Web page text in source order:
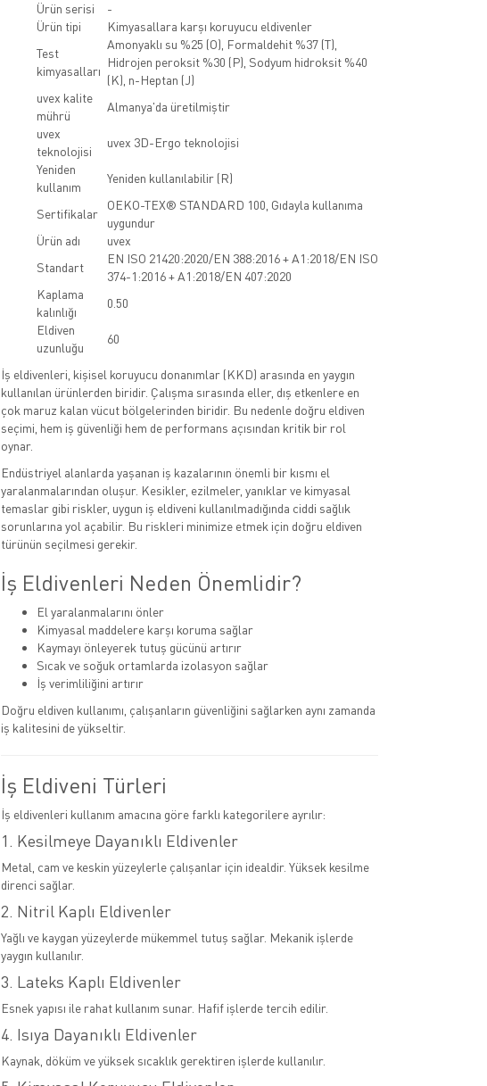
Ürün serisi
-
Ürün tipi
Kimyasallara karşı koruyucu eldivenler
Test
kimyasalları
Amonyaklı su %25 (O), Formaldehit %37 (T),
Hidrojen peroksit %30 (P), Sodyum hidroksit %40
(K), n-Heptan (J)
uvex kalite
mührü
Almanya'da üretilmiştir
uvex
teknolojisi
uvex 3D-Ergo teknolojisi
Yeniden
kullanım
Yeniden kullanılabilir (R)
Sertifikalar
OEKO-TEX® STANDARD 100, Gıdayla kullanıma
uygundur
Ürün adı
uvex
Standart
EN ISO 21420:2020/EN 388:2016 + A1:2018/EN ISO
374-1:2016 + A1:2018/EN 407:2020
Kaplama
kalınlığı
0.50
Eldiven
uzunluğu
60
İş eldivenleri, kişisel koruyucu donanımlar (KKD) arasında en yaygın
kullanılan ürünlerden biridir. Çalışma sırasında eller, dış etkenlere en
çok maruz kalan vücut bölgelerinden biridir. Bu nedenle doğru eldiven
seçimi, hem iş güvenliği hem de performans açısından kritik bir rol
oynar.
Endüstriyel alanlarda yaşanan iş kazalarının önemli bir kısmı el
yaralanmalarından oluşur. Kesikler, ezilmeler, yanıklar ve kimyasal
temaslar gibi riskler, uygun iş eldiveni kullanılmadığında ciddi sağlık
sorunlarına yol açabilir. Bu riskleri minimize etmek için doğru eldiven
türünün seçilmesi gerekir.
İş Eldivenleri Neden Önemlidir?
El yaralanmalarını önler
Kimyasal maddelere karşı koruma sağlar
Kaymayı önleyerek tutuş gücünü artırır
Sıcak ve soğuk ortamlarda izolasyon sağlar
İş verimliliğini artırır
Doğru eldiven kullanımı, çalışanların güvenliğini sağlarken aynı zamanda
iş kalitesini de yükseltir.
İş Eldiveni Türleri
İş eldivenleri kullanım amacına göre farklı kategorilere ayrılır:
1. Kesilmeye Dayanıklı Eldivenler
Metal, cam ve keskin yüzeylerle çalışanlar için idealdir. Yüksek kesilme
direnci sağlar.
2. Nitril Kaplı Eldivenler
Yağlı ve kaygan yüzeylerde mükemmel tutuş sağlar. Mekanik işlerde
yaygın kullanılır.
3. Lateks Kaplı Eldivenler
Esnek yapısı ile rahat kullanım sunar. Hafif işlerde tercih edilir.
4. Isıya Dayanıklı Eldivenler
Kaynak, döküm ve yüksek sıcaklık gerektiren işlerde kullanılır.